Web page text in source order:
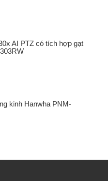
AI PTZ có tích hợp gạt
kinh Hanwha PNM-